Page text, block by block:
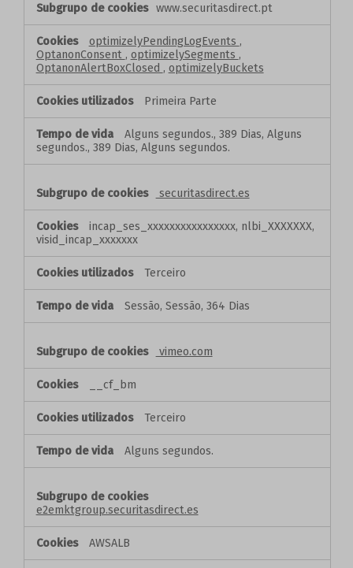
www.securitasdirect.pt
optimizelyPendingLogEvents ,
OptanonConsent , optimizelySegments ,
OptanonAlertBoxClosed , optimizelyBuckets
Primeira Parte
Alguns segundos., 389 Dias, Alguns
segundos., 389 Dias, Alguns segundos.
securitasdirect.es
incap_ses_xxxxxxxxxxxxxxxx, nlbi_XXXXXXX,
visid_incap_xxxxxxx
Terceiro
Sessão, Sessão, 364 Dias
vimeo.com
__cf_bm
Terceiro
Alguns segundos.
e2emktgroup.securitasdirect.es
AWSALB